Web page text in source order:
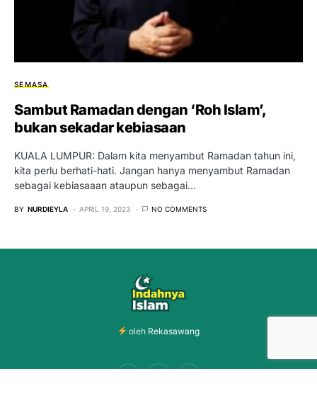
SEMASA
Sambut Ramadan dengan ‘Roh Islam’,
bukan sekadar kebiasaan
KUALA LUMPUR: Dalam kita menyambut Ramadan tahun ini,
kita perlu berhati-hati. Jangan hanya menyambut Ramadan
sebagai kebiasaaan ataupun sebagai…
BY NURDIEYLA APRIL 19, 2023 NO COMMENTS
oleh Rekasawang